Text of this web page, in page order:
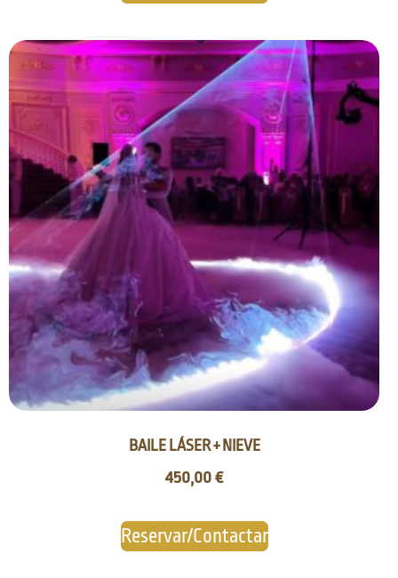
BAILE LÁSER + NIEVE
450,00€
Reservar/Contactar